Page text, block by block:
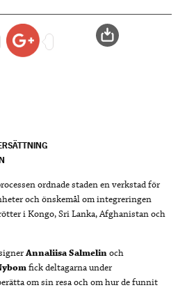
ordnade staden en verkstad för
och önskemål om integreringen
i Kongo, Sri Lanka, Afghanistan och
Annaliisa Salmelinoch
fick deltagarna under
om sin resa och om hur de funnit